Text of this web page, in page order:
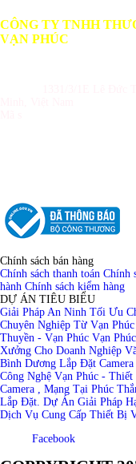
CÔNG TY TNHH
VẠN PHÚC
Chính sách bán hàng
Chính sách thanh toán Chính
hành Chính sách kiểm hàng
DỰ ÁN TIÊU BIỂU
Giải Pháp An Ninh Tối Ưu
Chuyên Nghiệp Từ Vạn Phúc
Thuyền - Vạn Phúc Vạn
Xưởng Cho Doanh Nghiệp
Bình Dương Lắp Đặt
Công Nghệ Vạn Phúc -
Camera , Mạng Tại Phúc
Lắp Đặt. Dự Án Giải Pháp
Dịch Vụ Cung Cấp Thiết Bị
Facebook